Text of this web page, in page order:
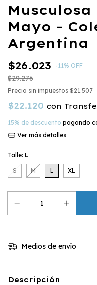
Mayo -
Argentina
$26.023 -11% OFF
$29.276
Precio sin impuestos $21.507
$22.120 con
15% de descuento pagando
Ver más detalles
Talle: L
S M L XL
Medios de envío
Descripción